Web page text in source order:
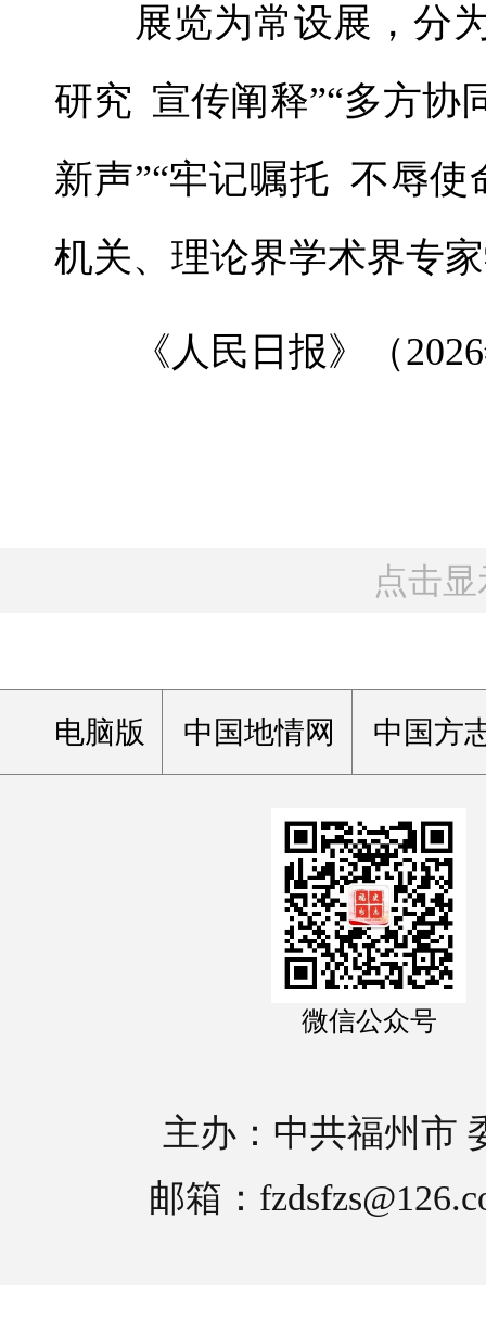
展览为常设展，分为
研究 宣传阐释”“多方协
新声”“牢记嘱托 不辱使
机关、理论界学术界专
《人民日报》（2026
点击
电脑版 中国地情网 中国方
微信公众号
主办：中共福州市
邮箱：